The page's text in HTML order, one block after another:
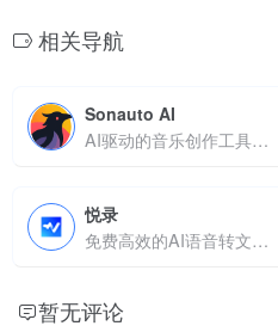
相关导航
Sonauto AI
AI驱动的音乐创作工具，一键生成多风格完整歌曲
悦录
免费高效的AI语音转文字工具，支持多端同步与智能编辑，满足工作、学习与创作需求
暂无评论